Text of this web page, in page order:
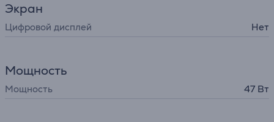
Экран
Цифровой дисплей Нет
Мощность
Мощность 47 Вт